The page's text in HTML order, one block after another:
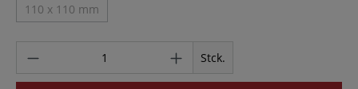
110 x 110 mm
Stck.